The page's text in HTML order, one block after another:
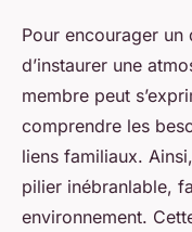
Pour encourager
d’instaurer une
membre peut
comprendre les
liens familiaux.
pilier inébranlable,
environnement.